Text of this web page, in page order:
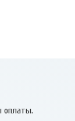
оплаты.